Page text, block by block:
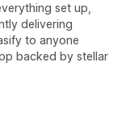
set up,
delivering
to anyone
backed by stellar